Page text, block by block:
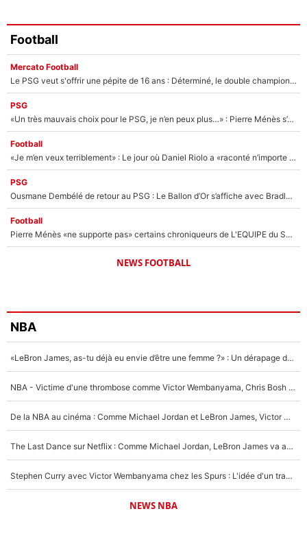
Football
Mercato Football
Le PSG veut s'offrir une pépite de 16 ans : Déterminé, le double champion d'Europe en titre est prêt à lâcher 40M€ pour celui que l'on compare déjà à Vinicius Jr !
PSG
«Un très mauvais choix pour le PSG, je n’en peux plus…» : Pierre Ménès s’est complètement trompé avec Luis Enrique et ces déclarations le prouvent !
Football
«Je m’en veux terriblement» : Le jour où Daniel Riolo a «raconté n’importe quoi» dans l'After Foot !
PSG
Ousmane Dembélé de retour au PSG : Le Ballon d’Or s’affiche avec Bradley Barcola en plein cœur du feuilleton sur son départ !
Football
Pierre Ménès «ne supporte pas» certains chroniqueurs de L'EQUIPE du Soir : Ils vont tous partir !
NEWS FOOTBALL
NBA
«LeBron James, as-tu déjà eu envie d’être une femme ?» : Un dérapage de Donald Trump sur la superstar de la NBA refait surface
NBA - Victime d'une thrombose comme Victor Wembanyama, Chris Bosh prévient le Français des risques sur sa santé : «J’ai failli mourir sur le coup et j’ai été ramené à la vie»
De la NBA au cinéma : Comme Michael Jordan et LeBron James, Victor Wembanyama rêve d'une carrière d'acteur !
The Last Dance sur Netflix : Comme Michael Jordan, LeBron James va avoir le droit à sa série !
Stephen Curry avec Victor Wembanyama chez les Spurs : L'idée d'un trade historique est lancée en NBA !
NEWS NBA